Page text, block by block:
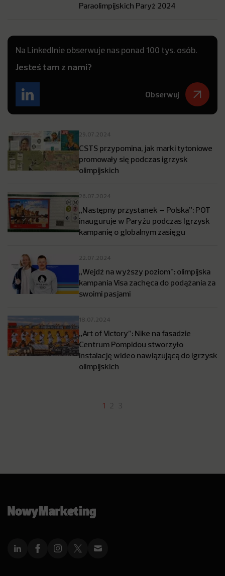
Paraolimpijskich Paryż 2024
Na LinkedInie obserwuje nas ponad 100 tys. osób.
Jesteś tam z nami?
Obserwuj
29.07.2024
CSTS przypomina, jak marki tytoniowe
promowały się podczas igrzysk
olimpijskich
26.07.2024
„Następny przystanek – Polska”: POT
inauguruje w Paryżu podczas Igrzysk
kampanię o globalnym zasięgu
22.07.2024
„Wejdź na wyższy poziom”: olimpijska
kampania Visa zachęca do podążania za
swoimi pasjami
18.07.2024
„Art of Victory”: Nike na fasadzie
Centrum Pompidou stworzyło
instalację wideo nawiązującą do igrzysk
olimpijskich
1 2 3